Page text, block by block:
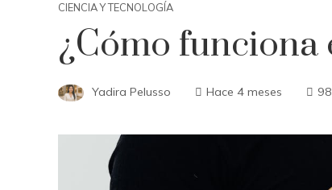
CIENCIA Y TECNOLOGÍA
¿Cómo funciona
Yadira Pelusso Hace 4 meses 98